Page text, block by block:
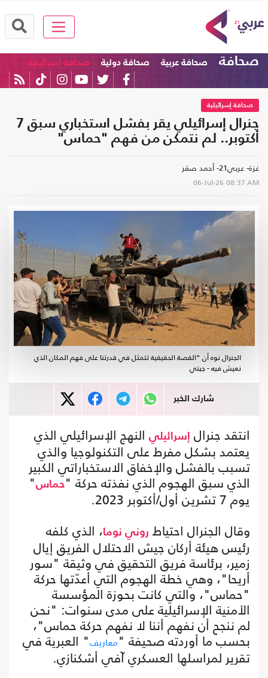
صحافة صحافة عربية صحافة دولية صحافة إسرائيلية
صحافة إسرائيلية
جنرال إسرائيلي يقر بفشل استخباري سبق 7
أكتوبر.. لم نتمكن من فهم "حماس"
غزة- عربي21- أحمد صقر
06-Jul-26 08:37 AM
الجنرال نوه أن "القصة الحقيقية تتمثل في قدرتنا على فهم المكان الذي
نعيش فيه - جيتي
شارك الخبر
انتقد جنرال إسرائيلي النهج الإسرائيلي الذي
يعتمد بشكل مفرط على التكنولوجيا والذي
تسبب بالفشل والإخفاق الاستخباراتي الكبير
الذي سبق الهجوم الذي نفذته حركة "حماس"
يوم 7 تشرين أول/أكتوبر 2023.
وقال الجنرال احتياط روني نوما، الذي كلفه
رئيس هيئة أركان جيش الاحتلال الفريق إيال
زمير، برئاسة فريق التحقيق في وثيقة "سور
أريحا"، وهي خطة الهجوم التي أعدّتها حركة
"حماس"، والتي كانت بحوزة المؤسسة
الأمنية الإسرائيلية على مدى سنوات: "نحن
لم ننجح أن نفهم أننا لا نفهم حركة حماس"،
بحسب ما أوردته صحيفة "معاريف" العبرية في
تقرير لمراسلها العسكري آفي أشكنازي.